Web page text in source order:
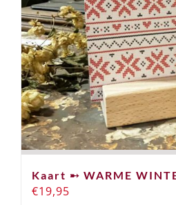
Kaart ➸ WARME
€19,95